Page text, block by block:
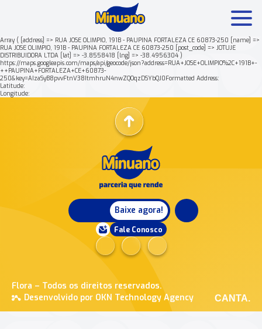
Array ( [address] => RUA JOSE OLIMPIO, 191B - PAUPINA FORTALEZA CE 60873-250 [name] =>
RUA JOSE OLIMPIO, 191B - PAUPINA FORTALEZA CE 60873-250 [post_code] => JOTUJE
DISTRIBUIDORA LTDA [lat] => -3.8558418 [lng] => -38.4956304 )
https://maps.googleapis.com/maps/api/geocode/json?address=RUA+JOSE+OLIMPIO%2C+191B+-
++PAUPINA+FORTALEZA+CE+60873-
250&key=AIzaSyB8pvvFtnV38ItmhruN4nwZQOqzDSYbQJ0Formatted Address:
Latitude:
Longitude:
Baixe agora!
Fale Conosco
Flora – Todos os direitos reservados.
Desenvolvido por OKN Technology Agency
CANTA.
Mais buscados: Produtos Minuano Rende +
Nossa história